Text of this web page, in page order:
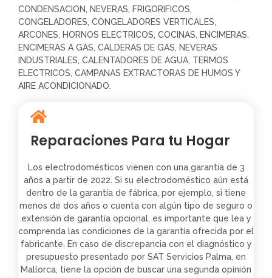
CONDENSACION, NEVERAS, FRIGORIFICOS,
CONGELADORES, CONGELADORES VERTICALES,
ARCONES, HORNOS ELECTRICOS, COCINAS, ENCIMERAS,
ENCIMERAS A GAS, CALDERAS DE GAS, NEVERAS
INDUSTRIALES, CALENTADORES DE AGUA, TERMOS
ELECTRICOS, CAMPANAS EXTRACTORAS DE HUMOS Y
AIRE ACONDICIONADO.
Reparaciones Para tu Hogar
Los electrodomésticos vienen con una garantía de 3
años a partir de 2022. Si su electrodoméstico aún está
dentro de la garantía de fábrica, por ejemplo, si tiene
menos de dos años o cuenta con algún tipo de seguro o
extensión de garantía opcional, es importante que lea y
comprenda las condiciones de la garantía ofrecida por el
fabricante. En caso de discrepancia con el diagnóstico y
presupuesto presentado por SAT Servicios Palma, en
Mallorca, tiene la opción de buscar una segunda opinión